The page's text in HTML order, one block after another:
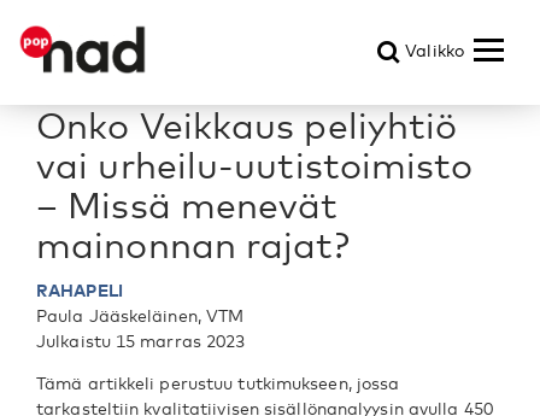
Valikko
Onko Veikkaus peliyhtiö
vai urheilu-uutistoimisto
– Missä menevät
mainonnan rajat?
RAHAPELI
Paula Jääskeläinen, VTM
Julkaistu 15 marras 2023
Tämä artikkeli perustuu tutkimukseen, jossa
tarkasteltiin kvalitatiivisen sisällönanalyysin avulla 450